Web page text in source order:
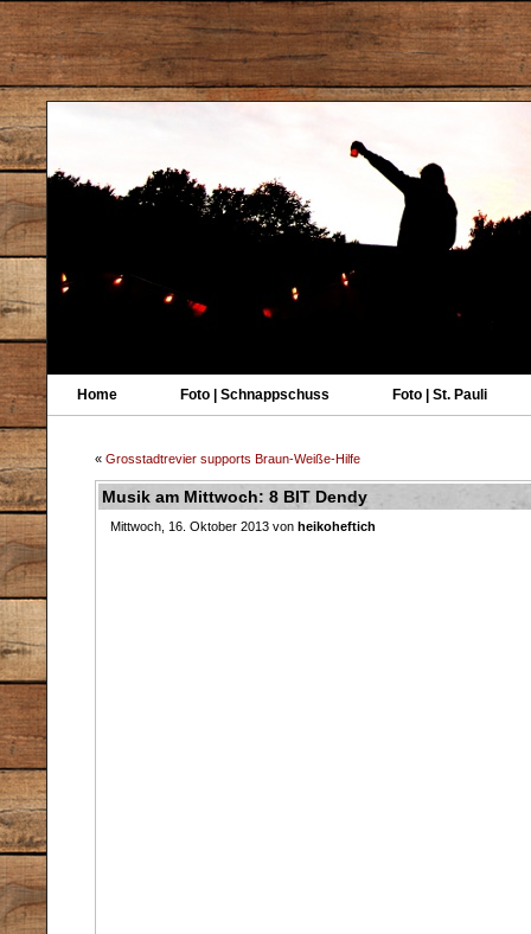
Home Foto | Schnappschuss Foto | St. Pauli
« Grosstadtrevier supports Braun-Weiße-Hilfe
Musik am Mittwoch: 8 BIT Dendy
Mittwoch, 16. Oktober 2013 von heikoheftich